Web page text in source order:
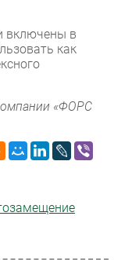
включены в
как
«ФОРС